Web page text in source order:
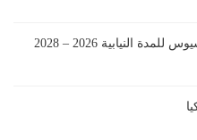
النيابية 2026 – 2028